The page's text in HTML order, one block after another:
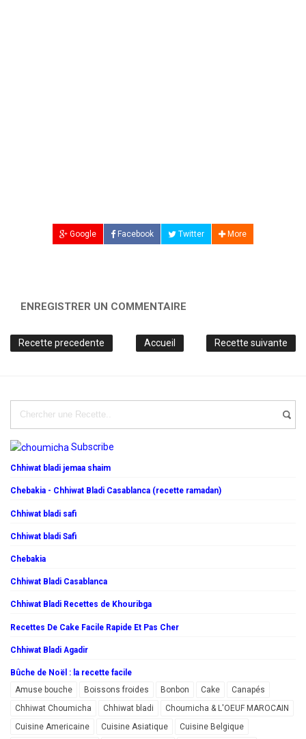
Google Facebook Twitter More
ENREGISTRER UN COMMENTAIRE
Recette precedente Recette suivante
Accueil
Subscribe
Chhiwat bladi jemaa shaim
Chebakia - Chhiwat Bladi Casablanca (recette ramadan)
Chhiwat bladi safi
Chhiwat bladi Safi
Chebakia
Chhiwat Bladi Casablanca
Chhiwat Bladi Recettes de Khouribga
Recettes De Cake Facile Rapide Et Pas Cher
Chhiwat Bladi Agadir
Bûche de Noël : la recette facile
Amuse bouche
Boissons froides Bonbon Cake
Canapés
Chhiwat Choumicha
Chhiwat bladi
Choumicha & L'OEUF MAROCAIN
Cuisine Americaine
Cuisine Asiatique
Cuisine Belgique